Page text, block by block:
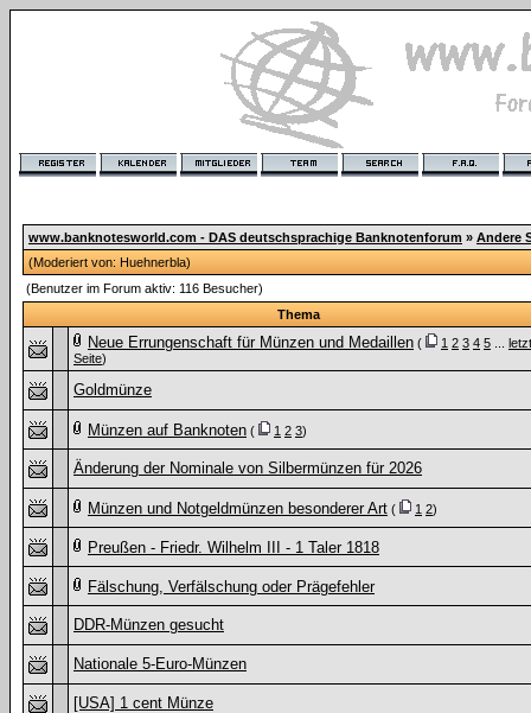
www.banknotesworld.com - DAS deutschsprachige Banknotenforum » Andere
(Moderiert von: Huehnerbla)
(Benutzer im Forum aktiv: 116 Besucher)
Thema
Neue Errungenschaft für Münzen und Medaillen ( 1 2 3 4 5
Seite)
Goldmünze
Münzen auf Banknoten ( 1 2 3)
Änderung der Nominale von Silbermünzen für 2026
Münzen und Notgeldmünzen besonderer Art ( 1 2)
Preußen - Friedr. Wilhelm III - 1 Taler 1818
Fälschung, Verfälschung oder Prägefehler
DDR-Münzen gesucht
Nationale 5-Euro-Münzen
[USA] 1 cent Münze